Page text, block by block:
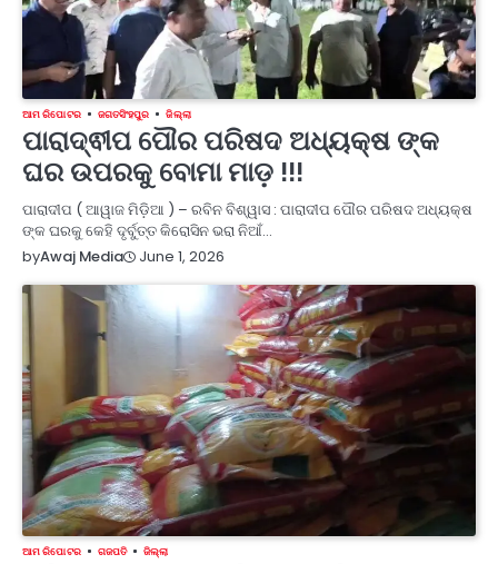
ଆମ ରିପୋଟର ଜଗତସିଂହପୁର ଜିଲ୍ଲା
ପାରାଦ୍ଵୀପ ପୌର ପରିଷଦ ଅଧ୍ୟକ୍ଷ ଙ୍କ
ଘର ଉପରକୁ ବୋମା ମାଡ଼ !!!
ପାରାଦୀପ ( ଆୱାଜ ମିଡ଼ିଆ ) – ରବିନ ବିଶ୍ୱାସ : ପାରାଦୀପ ପୌର ପରିଷଦ ଅଧ୍ୟକ୍ଷ
ଙ୍କ ଘରକୁ କେହି ଦୃର୍ବୁତ୍ତ କିରୋସିନ ଭରା ନିଆଁ…
byAwaj Media June 1, 2026
ଆମ ରିପୋଟର ଗଜପତି ଜିଲ୍ଲା